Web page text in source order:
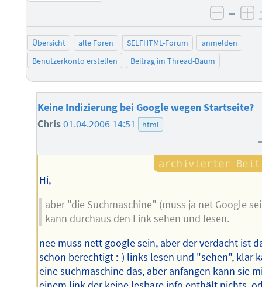
–
Übersicht alle Foren SELFHTML-Forum
anmelden
Benutzerkonto erstellen
Beitrag im Thread-Baum
Keine Indizierung bei Google wegen Startseite?
Chris01.04.2006 14:51 html
Hi,
aber "die Suchmaschine" (muss ja net Google
kann durchaus den Link sehen und lesen.
nee muss nett google sein, aber der verdacht ist
schon berechtigt :-) links lesen und "sehen", klar
eine suchmaschine das, aber anfangen kann sie